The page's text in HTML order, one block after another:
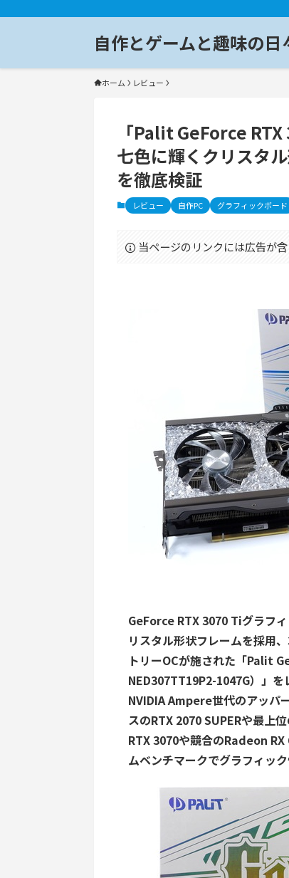
自作とゲームと趣味の日
ホーム レビュー
「Palit GeForce
七色に輝くクリスタ
を徹底検証
レビュー 自作PC グラフィックボード
当ページのリンクには広告が含
GeForce RTX 3070 Tiグラフ
リスタル形状フレームを採用
トリーOCが施された「Palit
NED307TT19P2-1047G）」を
NVIDIA Ampere世代のアッパ
スのRTX 2070 SUPERや最上
RTX 3070や競合のRadeon
ムベンチマークでグラフィック